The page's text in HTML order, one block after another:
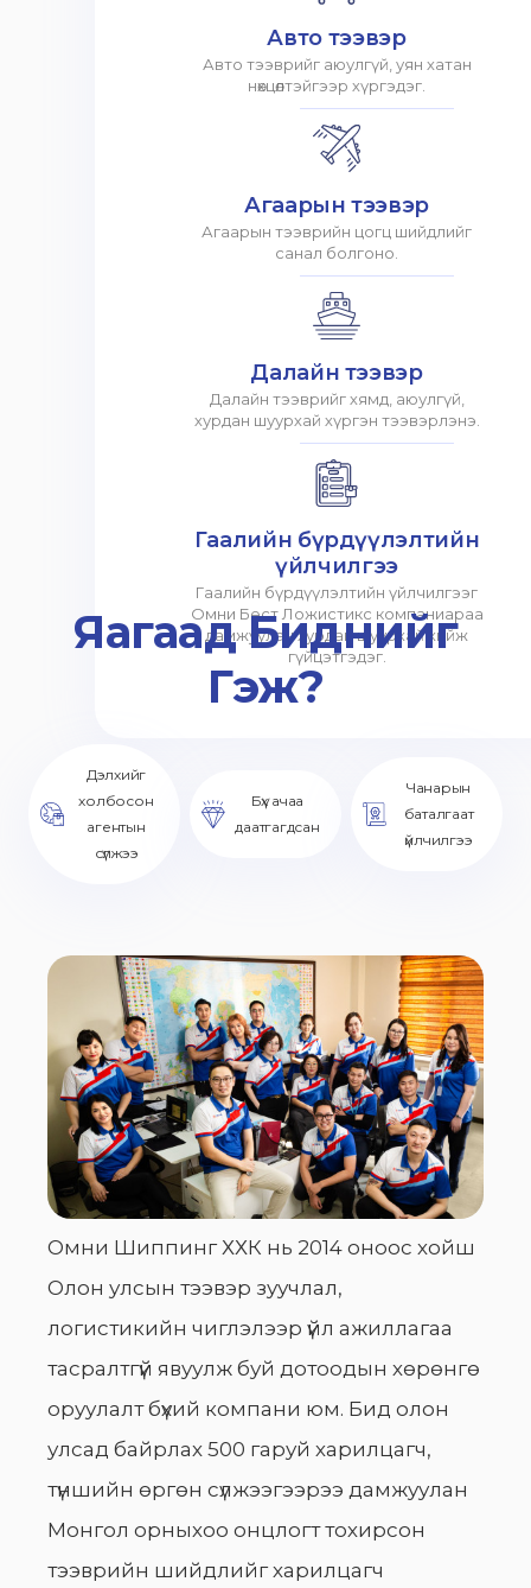
Авто тээвэр
Авто тээврийг аюулгүй, уян хатан
нөхцөлтэйгээр хүргэдэг.
Агаарын тээвэр
Агаарын тээврийн цогц шийдлийг
санал болгоно.
Далайн тээвэр
Далайн тээврийг хямд, аюулгүй,
хурдан шуурхай хүргэн тээвэрлэнэ.
Гаалийн бүрдүүлэлтийн
үйлчилгээ
Гаалийн бүрдүүлэлтийн үйлчилгээг
Омни Бест Ложистикс компаниараа
дамжуулан хурдан шуурхай хийж
гүйцэтгэдэг.
Яагаад Биднийг
Гэж?
Дэлхийг
холбосон
агентын
сүлжээ
Бүх ачаа
даатгагдсан
Чанарын
баталгаат
үйлчилгээ
Омни Шиппинг ХХК нь 2014 оноос хойш
Олон улсын тээвэр зуучлал,
логистикийн чиглэлээр үйл ажиллагаа
тасралтгүй явуулж буй дотоодын хөрөнгө
оруулалт бүхий компани юм. Бид олон
улсад байрлах 500 гаруй харилцагч,
түншийн өргөн сүлжээгээрээ дамжуулан
Монгол орныхоо онцлогт тохирсон
тээврийн шийдлийг харилцагч